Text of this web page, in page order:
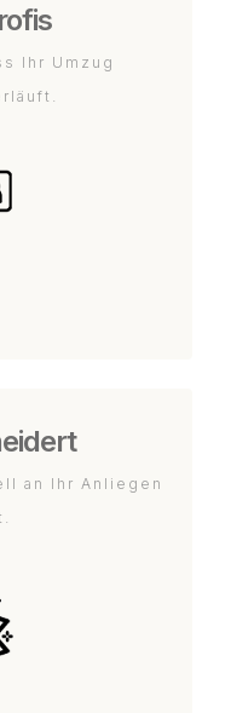
Ihr Umzug
an Ihr Anliegen